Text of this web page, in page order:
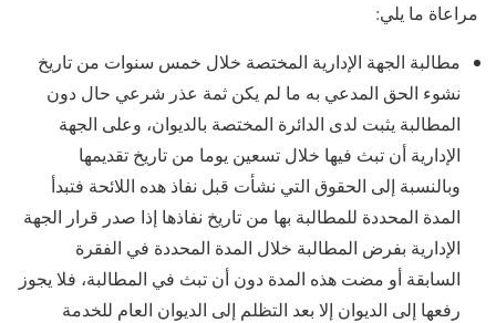
مراعاة ما يلي:
مطالبة الجهة الإدارية المختصة خلال خمس سنوات من تاريخ
نشوء الحق المدعي به ما لم يكن ثمة عذر شرعي حال دون
المطالبة يثبت لدى الدائرة المختصة بالديوان، وعلى الجهة
الإدارية أن تبث فيها خلال تسعين يوما من تاريخ تقديمها
وبالنسبة إلى الحقوق التي نشأت قبل نفاذ هده اللائحة فتبدأ
المدة المحددة للمطالبة بها من تاريخ نفاذها إذا صدر قرار الجهة
الإدارية بفرض المطالبة خلال المدة المحددة في الفقرة
السابقة أو مضت هذه المدة دون أن تبث في المطالبة، فلا يجوز
رفعها إلى الديوان إلا بعد التظلم إلى الديوان العام للخدمة